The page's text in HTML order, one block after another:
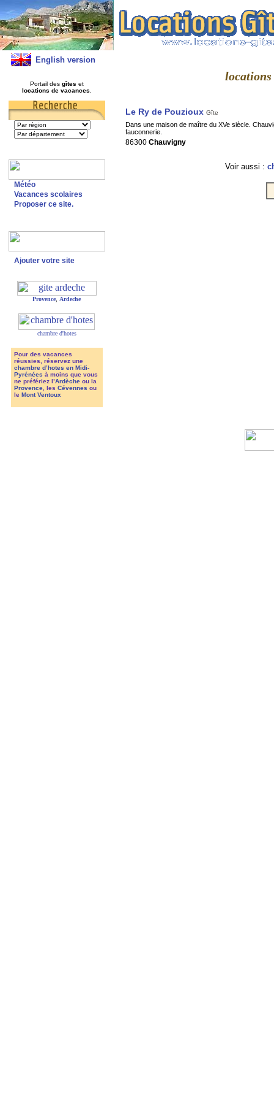
English version
Portail des gîtes et
locations de vacances
Météo
Vacances scolaires
Proposer ce site.
Ajouter votre site
Provence Ardeche
chambre d'hotes
Pour des vacances
réussies, réservez une
chambre d’hotes en Midi-
Pyrénées à moins que vous
ne préfériez l’Ardècheou la
Provence, les Cévennes ou
le Mont Ventoux
locations
Le Ry de Pouzioux Gîte
Dans une maison de maître du XVe siècle.
fauconnerie.
86300 Chauvigny
Voir aussi :